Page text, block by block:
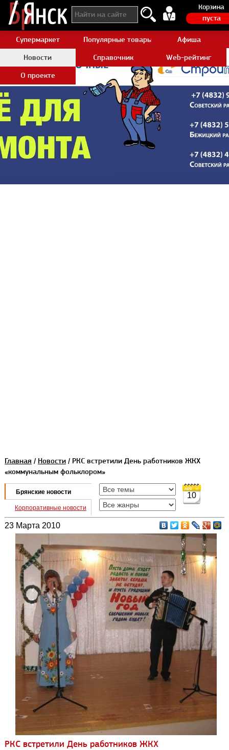
Корзина
пуста
Супермаркет Популярные товары AliexpressАфиша
Новости
Справочник
Web-рейтинг
О проекте
Главная / Новости/ РКС встретили День работников ЖКХ
«коммунальным фольклором»
Брянские новости
Корпоративные новости
10
23 Марта 2010
РКС встретили День работников ЖКХ